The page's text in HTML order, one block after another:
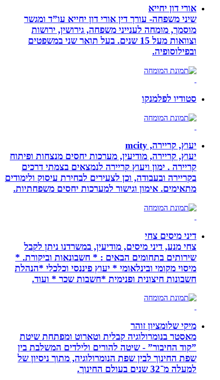
אורי דון יחייא
שיני משפחה- עורך דין אורי דון יחייא עו”ד ומגשר
מוסמך, מומחה לענייני משפחה, גירושין, ירושות
וצוואות מעל 15 שנים. בעל תואר שני במשפטים
ובפילוסופיה.
סטודיו לפלמנקו
יעוץ, קריירה, mcity
יעוץ, קריירה, מודיעין, מערכות יחסים מנצחות ופיתוח
קריירה . ימון ויעוץ קריירה לנמצאים בצמתי דרכים
בקריירה ובעבודה, וכן לצעירים לבחירת עיסוק ולימודים
מתאימים. אימון וגישור למערכות יחסים משפחתיות.
דיני מיסים צחי
צחי מנע, דיני מיסים, מודיעין, במשרדנו ניתן לקבל
שירותים בתחומים הבאים : * חשבונאות וביקורת. *
מיסוי מקומי ובינלאומי * יעוץ פיננסי וכלכלי *הנהלת
חשבונות חיצונית ופנימית *חשבות שכר * ועוד.
מיקי שלומציון זוהר
מאסטר בנומרולוגיה קבלית וטארוט ומפתחת שיטת
”קוד החיבור” - שיטה להורים ולילדים המשלבת בין
שפת החינוך לבין שפת הנומרולוגיה, מתוך ניסיון של
למעלה מ־32 שנים בעולם החינוך.